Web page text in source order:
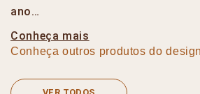
ano…
Conheça mais
Conheça outros produtos do